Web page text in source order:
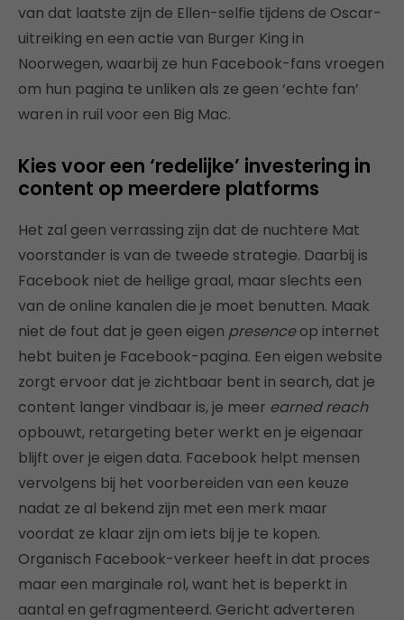
van dat laatste zijn de Ellen-selfie tijdens de Oscar-
uitreiking en een actie van Burger King in
Noorwegen, waarbij ze hun Facebook-fans vroegen
om hun pagina te unliken als ze geen ‘echte fan’
waren in ruil voor een Big Mac.
Kies voor een ‘redelijke’ investering in
content op meerdere platforms
Het zal geen verrassing zijn dat de nuchtere Mat
voorstander is van de tweede strategie. Daarbij is
Facebook niet de heilige graal, maar slechts een
van de online kanalen die je moet benutten. Maak
niet de fout dat je geen eigen presenceop internet
hebt buiten je Facebook-pagina. Een eigen website
zorgt ervoor dat je zichtbaar bent in search, dat je
content langer vindbaar is, je meer earned reach
opbouwt, retargeting beter werkt en je eigenaar
blijft over je eigen data. Facebook helpt mensen
vervolgens bij het voorbereiden van een keuze
nadat ze al bekend zijn met een merk maar
voordat ze klaar zijn om iets bij je te kopen.
Organisch Facebook-verkeer heeft in dat proces
maar een marginale rol, want het is beperkt in
aantal en gefragmenteerd. Gericht adverteren